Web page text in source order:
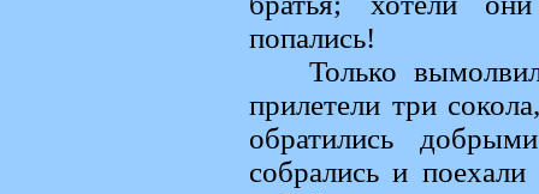
попались!
Только
прилетели три
обратились
собрались и